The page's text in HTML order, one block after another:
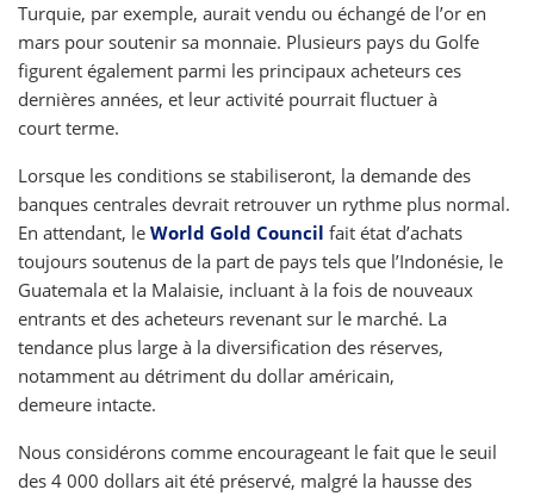
Turquie, par exemple, aurait vendu ou échangé de l’or en
mars pour soutenir sa monnaie. Plusieurs pays du Golfe
figurent également parmi les principaux acheteurs ces
dernières années, et leur activité pourrait fluctuer à
court terme.
Lorsque les conditions se stabiliseront, la demande des
banques centrales devrait retrouver un rythme plus normal.
En attendant, le World Gold Council fait état d’achats
toujours soutenus de la part de pays tels que l’Indonésie, le
Guatemala et la Malaisie, incluant à la fois de nouveaux
entrants et des acheteurs revenant sur le marché. La
tendance plus large à la diversification des réserves,
notamment au détriment du dollar américain,
demeure intacte.
Nous considérons comme encourageant le fait que le seuil
des 4 000 dollars ait été préservé, malgré la hausse des